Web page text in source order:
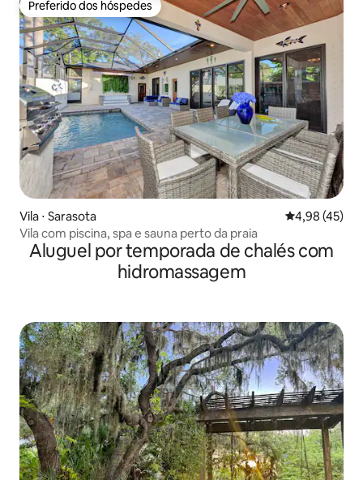
Preferido dos hóspedes
Preferido dos hóspedes
Vila ⋅ Sarasota 4,98 de uma
4,98 (45)
Vila com piscina, spa e sauna perto da praia
Aluguel por temporada de chalés com
hidromassagem